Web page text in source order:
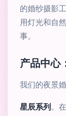
的婚纱摄影
用灯光和自
事。
产品中心
我们的夜景
星辰系列 。